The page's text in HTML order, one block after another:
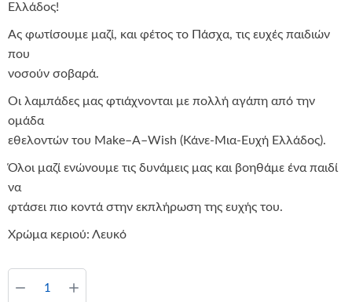
Ελλάδος!
Ας φωτίσουμε μαζί, και φέτος το Πάσχα, τις ευχές παιδιών
που
νοσούν σοβαρά.
Οι λαμπάδες μας φτιάχνονται με πολλή αγάπη από την
ομάδα
εθελοντών του Make–A–Wish (Κάνε-Μια-Ευχή Ελλάδος).
Όλοι μαζί ενώνουμε τις δυνάμεις μας και βοηθάμε ένα παιδί
να
φτάσει πιο κοντά στην εκπλήρωση της ευχής του.
Χρώμα κεριού: Λευκό